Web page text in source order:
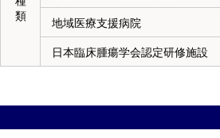
類
地域医療支援病院
日本臨床腫瘍学会認定研修施設